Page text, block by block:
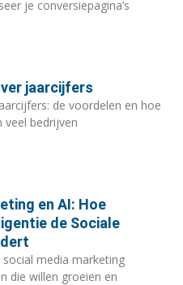
je conversiepagina’s
jaarcijfers
de voordelen en hoe
veel bedrijven
en AI: Hoe
de Sociale
media marketing
die willen groeien en